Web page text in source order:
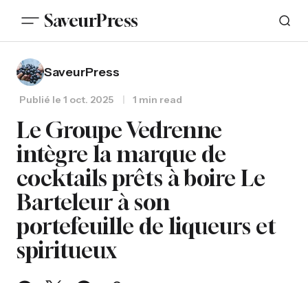
SaveurPress
SaveurPress
Publié le 1 oct. 2025 1 min read
Le Groupe Vedrenne
intègre la marque de
cocktails prêts à boire Le
Barteleur à son
portefeuille de liqueurs et
spiritueux